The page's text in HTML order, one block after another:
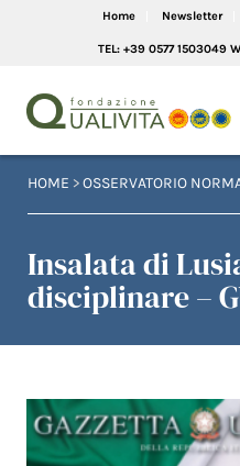
Home Newsletter
TEL: +39 0577 1503049
HOME >OSSERVATORIO
Insalata di
disciplinare –